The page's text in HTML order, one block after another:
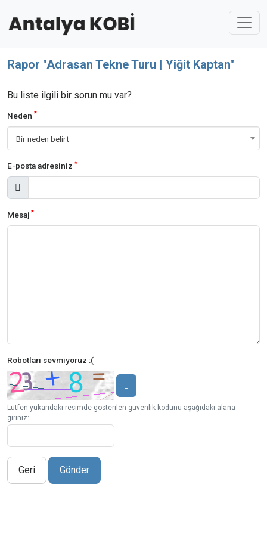
Rapor "Adrasan Tekne Turu | Yiğit Kaptan"
Bu liste ilgili bir sorun mu var?
Neden *
Bir neden belirt
E-posta adresiniz *
Mesaj *
Robotları sevmiyoruz :(
Lütfen yukarıdaki resimde gösterilen güvenlik kodunu aşağıdaki alana
giriniz:
Geri Gönder